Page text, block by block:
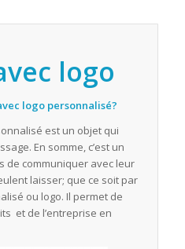
logo
logo personnalisé?
est un objet qui
En somme, c’est un
de communiquer avec leur
laisser; que ce soit par
ou logo. Il permet de
et de l’entreprise en